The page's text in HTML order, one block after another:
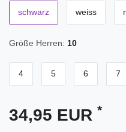
schwarz weiss
Größe Herren: 10
4 5 6 7
34,95 EUR *